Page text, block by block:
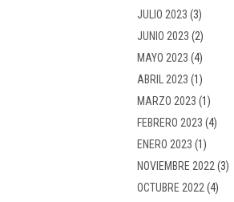
JULIO 2023 (3)
JUNIO 2023 (2)
MAYO 2023 (4)
ABRIL 2023 (1)
MARZO 2023 (1)
FEBRERO 2023 (4)
ENERO 2023 (1)
NOVIEMBRE 2022 (3)
OCTUBRE 2022 (4)